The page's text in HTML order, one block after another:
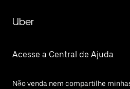
Uber
Acesse a Central de Ajuda
Não venda nem compartilhe